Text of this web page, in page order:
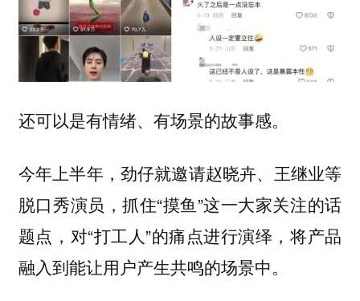
还可以是有情绪、有场景的故事感。
今年上半年，劲仔就邀请赵晓卉、王继业等
脱口秀演员，抓住“摸鱼”这一大家关注的话
题点，对“打工人”的痛点进行演绎，将产品
融入到能让用户产生共鸣的场景中。